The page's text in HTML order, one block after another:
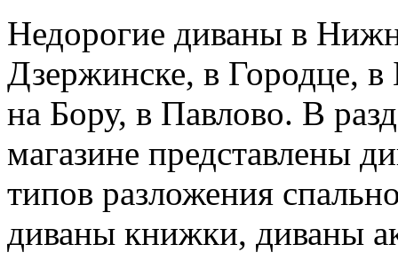
Недорогие диваны в
Дзержинске, в Городце, в
на Бору, в Павлово. В
магазине представлены
типов разложения
диваны книжки, диваны